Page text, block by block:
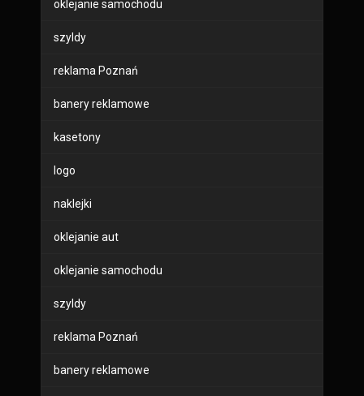
oklejanie samochodu
szyldy
reklama Poznań
banery reklamowe
kasetony
logo
naklejki
oklejanie aut
oklejanie samochodu
szyldy
reklama Poznań
banery reklamowe